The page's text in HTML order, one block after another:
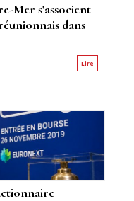
Mer s'associent
dans
Lire